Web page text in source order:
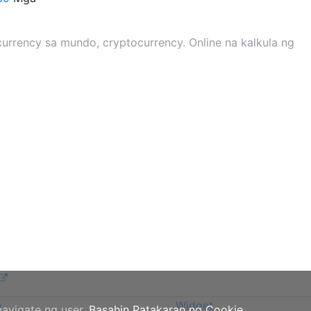
sa mundo, cryptocurrency. Online na kalkula ng
Widget